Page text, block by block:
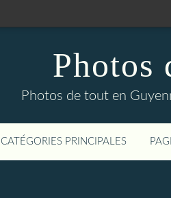
Photos
Photos de tout en
CATÉGORIES PRINCIPALES